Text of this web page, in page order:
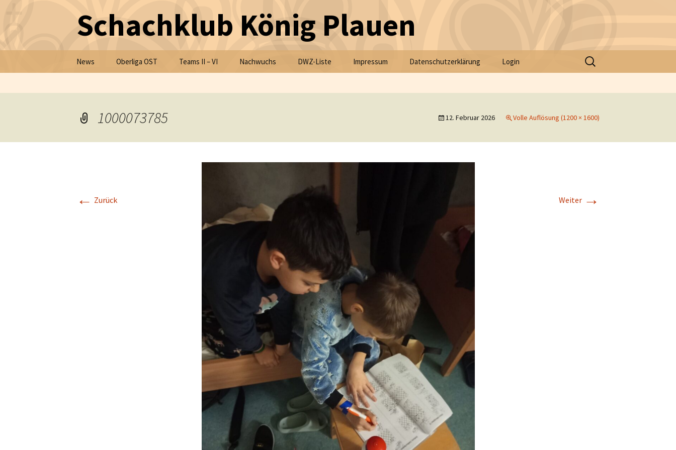
Schachklub König Plauen
Zum Inhalt springen
News Oberliga OST Teams II – VI Nachwuchs DWZ-Liste Impressum Datenschutzerklärung Login
Suche
nach:
1000073785 12. Februar 2026 Volle Auflösung (1200 × 1600)
← Zurück Weiter →